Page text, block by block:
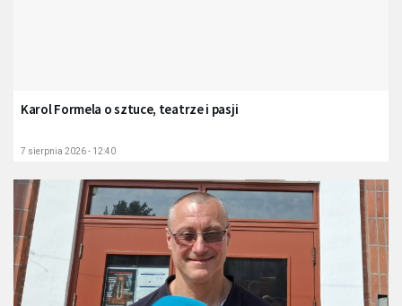
Karol Formela o sztuce, teatrze i pasji
7 sierpnia 2026 - 12:40